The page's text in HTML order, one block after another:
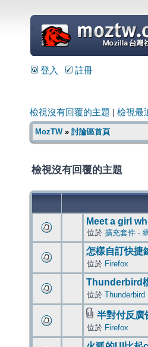
=
登入 註冊
檢視沒有回覆的主題 檢視最
MozTW» 討論區首頁
檢視沒有回覆的主題
Meet a girl
位於 擴充套件 -
怎樣自訂快捷
位於 Firefox
Thunderbird
位於 Thunderbird
半對付反廣
位於 Firefox